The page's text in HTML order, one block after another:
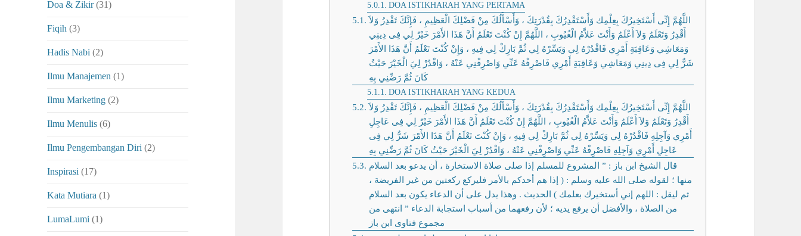
Doa & Zikir(31)
Fiqih (3)
Hadis Nabi (2)
Ilmu Manajemen (1)
Ilmu Marketing (2)
Ilmu Menulis (6)
Ilmu Pengembangan Diri (2)
Inspirasi (17)
Kata Mutiara (1)
LumaLumi (1)
DOA ISTIKHARAH YANG PERTAMA
اللَّهُمَّ إِنِّى أَسْتَخِيرُكَ بِعِلْمِك وَأَسْتَقْدِرُكَ بِقُدْرَتِكَ ، وَأَسْأَلُكَ مِنْ فَضْلِكَ الْعَظِيمِ ، فَإِنَّكَ تَقْدِرُ وَلاَ
أَقْدِرُ وَتَعْلَمُ وَلاَ أَعْلَمُ وَأَنْتَ عَلاَّمُ الْغُيُوبِ ، اللَّهُمَّ إِنْ كُنْتَ تَعْلَمُ أَنَّ هَذَا الأَمْرَ خَيْرٌ لِي فِى دِينِي
وَمَعَاشِي وَعَاقِبَةِ أَمْرِي فَاقْدُرْهُ لِي وَيَسِّرْهُ لِي ثُمَّ بَارِكْ لِي فِيهِ ، وَإِنْ كُنْتَ تَعْلَمُ أَنَّ هَذَا الأَمْرَ
شَرٌّ لِي فِى دِينِي وَمَعَاشِي وَعَاقِبَةِ أَمْرِي فَاصْرِفْهُ عَنِّي وَاصْرِفْنِي عَنْهُ ، وَاقْدُرْ لِيَ الْخَيْرَ حَيْثُ
كَانَ ﺛُﻢَّ رَضِّنِي ﺑِﻪِ
DOA ISTIKHARAH YANG KEDUA
اللَّهُمَّ إِنِّى أَسْتَخِيرُكَ بِعِلْمِك وَأَسْتَقْدِرُكَ بِقُدْرَتِكَ ، وَأَسْأَلُكَ مِنْ فَضْلِكَ الْعَظِيمِ ، فَإِنَّكَ تَقْدِرُ وَلاَ
أَقْدِرُ وَتَعْلَمُ وَلاَ أَعْلَمُ وَأَنْتَ عَلاَّمُ الْغُيُوبِ ، اللَّهُمَّ إِنْ كُنْتَ تَعْلَمُ أَنَّ هَذَا الأَمْرَ خَيْرٌ لِي فِى عَاجِلِ
أَمْرِي وَآجِلِهِ فَاقْدُرْهُ لِي وَيَسِّرْهُ لِي ثُمَّ بَارِكْ لِي فِيهِ ، وَإِنْ كُنْتَ تَعْلَمُ أَنَّ هَذَا الأَمْرَ شَرٌّ لِي فِى
عَاجِلِ أَمْرِي وَآجِلِهِ فَاصْرِفْهُ عَنِّي وَاصْرِفْنِي عَنْهُ ، وَاقْدُرْ لِيَ الْخَيْرَ حَيْثُ كَانَ ﺛُﻢَّ رَضِّنِي ﺑِﻪِ
قال الشيخ ابن باز : ” المشروع للمسلم إذا صلى صلاة الاستخارة ، أن يدعو بعد السلام
منها ؛ لقوله صلى الله عليه وسلم : ( إذا هم أحدكم بالأمر فليركع ركعتين من غير الفريضة ،
ثم ليقل : اللهم إني أستخيرك بعلمك ) الحديث . وهذا يدل على أن الدعاء يكون بعد السلام
من الصلاة ، والأفضل أن يرفع يديه ؛ لأن رفعهما من أسباب استجابة الدعاء ” انتهى من
مجموع فتاوى ابن باز